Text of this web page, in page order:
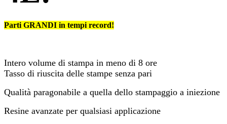
Parti GRANDI in tempi record!
Intero volume di stampa in meno di 8 ore
Tasso di riuscita delle stampe senza pari
Qualità paragonabile a quella dello stampaggio a iniezione
Resine avanzate per qualsiasi applicazione​